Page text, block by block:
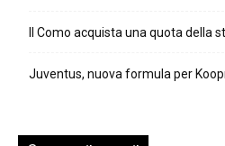
Il Como acquista una quota della
Juventus, nuova formula per